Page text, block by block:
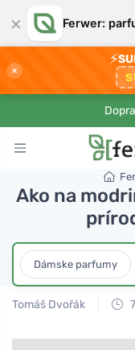
× Ferwer:
×
⚡
Ako na
Dámske parfumy
Tomáš Dvořák